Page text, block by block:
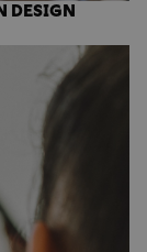
DESIGN